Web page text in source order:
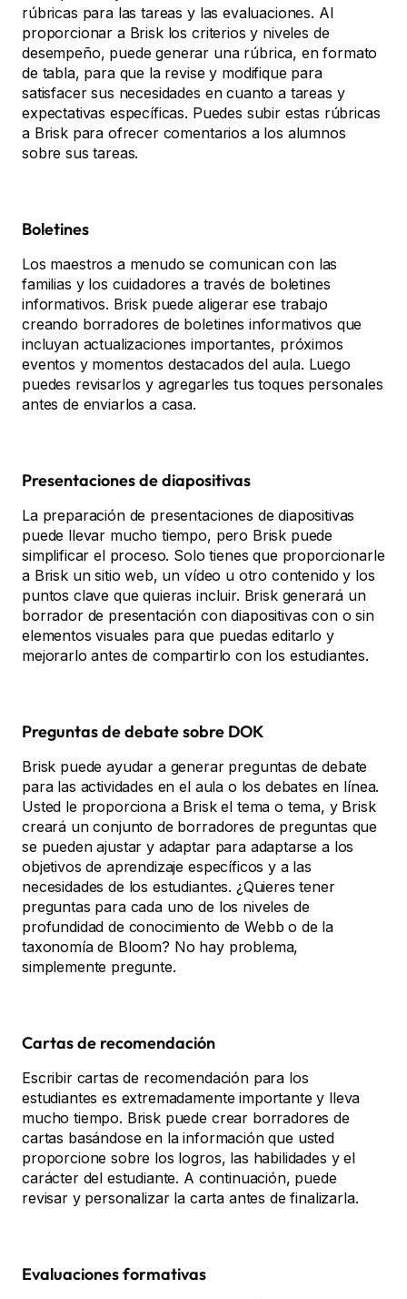
rúbricas para las tareas y las evaluaciones. Al
proporcionar a Brisk los criterios y niveles de
desempeño, puede generar una rúbrica, en formato
de tabla, para que la revise y modifique para
satisfacer sus necesidades en cuanto a tareas y
expectativas específicas. Puedes subir estas rúbricas
a Brisk para ofrecer comentarios a los alumnos
sobre sus tareas.
Boletines
Los maestros a menudo se comunican con las
familias y los cuidadores a través de boletines
informativos. Brisk puede aligerar ese trabajo
creando borradores de boletines informativos que
incluyan actualizaciones importantes, próximos
eventos y momentos destacados del aula. Luego
puedes revisarlos y agregarles tus toques personales
antes de enviarlos a casa.
Presentaciones de diapositivas
La preparación de presentaciones de diapositivas
puede llevar mucho tiempo, pero Brisk puede
simplificar el proceso. Solo tienes que proporcionarle
a Brisk un sitio web, un vídeo u otro contenido y los
puntos clave que quieras incluir. Brisk generará un
borrador de presentación con diapositivas con o sin
elementos visuales para que puedas editarlo y
mejorarlo antes de compartirlo con los estudiantes.
Preguntas de debate sobre DOK
Brisk puede ayudar a generar preguntas de debate
para las actividades en el aula o los debates en línea.
Usted le proporciona a Brisk el tema o tema, y Brisk
creará un conjunto de borradores de preguntas que
se pueden ajustar y adaptar para adaptarse a los
objetivos de aprendizaje específicos y a las
necesidades de los estudiantes. ¿Quieres tener
preguntas para cada uno de los niveles de
profundidad de conocimiento de Webb o de la
taxonomía de Bloom? No hay problema,
simplemente pregunte.
Cartas de recomendación
Escribir cartas de recomendación para los
estudiantes es extremadamente importante y lleva
mucho tiempo. Brisk puede crear borradores de
cartas basándose en la información que usted
proporcione sobre los logros, las habilidades y el
carácter del estudiante. A continuación, puede
revisar y personalizar la carta antes de finalizarla.
Evaluaciones formativas